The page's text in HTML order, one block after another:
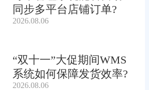
同步多平台店铺订单?
2026.08.06
“双十一”大促期间WMS
系统如何保障发货效率?
2026.08.06